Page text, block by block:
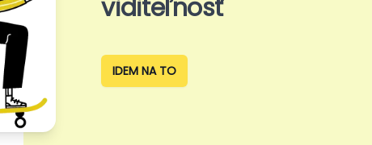
viditeľnosť
IDEM NA TO